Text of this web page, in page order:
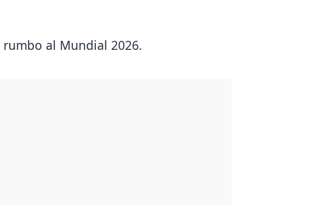
al Mundial 2026.